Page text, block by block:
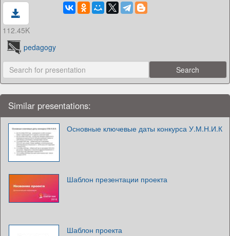
112.45K
pedagogy
Similar presentations:
Основные ключевые даты конкурса У.М.Н.И.К
Шаблон презентации проекта
Шаблон проекта